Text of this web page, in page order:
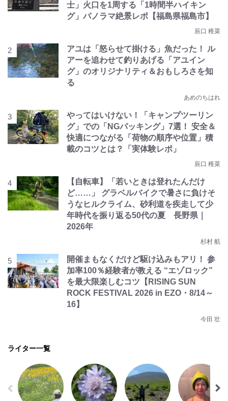
士」火口を1周する「1時間半ハイキン
グ」パノラマ絶景レポ【福島県福島市】
辰口 稚菜
アユは「怒らせて掛ける」魚だった！ ル
アーを追わせて釣りあげる「アユイン
グ」のオリジナリティ＆おもしろさを知
る
あめのちはれ
やってはいけない！「キャンプツーリン
グ」での「NGパッキング」7選！ 安全＆
快適につながる「荷物の順序や位置」積
載のコツとは？「実体験レポ」
辰口 稚菜
【自転車】「若いときは登れたんだけ
ど……」 グラベルバイクで暑さに負けそ
うなヒルクライム、砂利道を疾走して少
年時代を振り返る50代の夏 長野県｜
2026年
杉村 航
開催まもなくだけど駆け込みもアリ！ 参
加率100％経験者が教える “エゾロック”
を最大限楽しむコツ【RISING SUN
ROCK FESTIVAL 2026 in EZO・8/14～
16】
今田 壮
ライター一覧